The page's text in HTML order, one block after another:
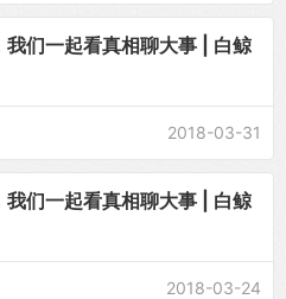
们一起看真相聊大事 | 白鲸
2018-03-31
们一起看真相聊大事 | 白鲸
2018-03-24